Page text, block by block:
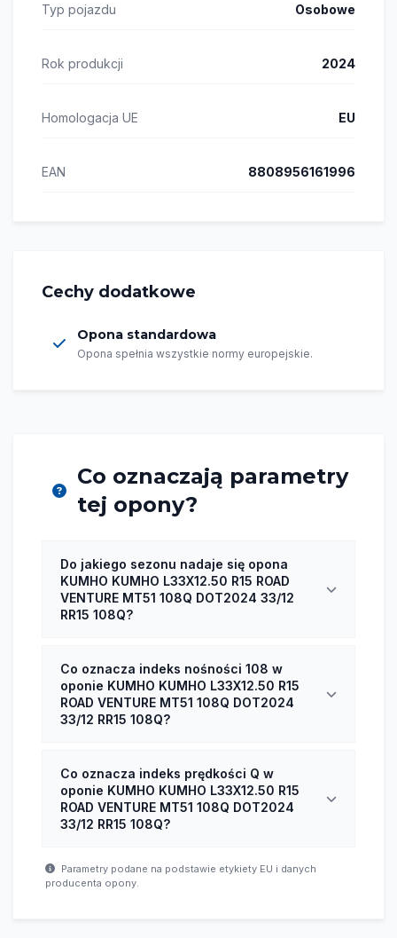
Typ pojazdu Osobowe
Rok produkcji 2024
Homologacja UE EU
EAN 8808956161996
Cechy dodatkowe
Opona standardowa
Opona spełnia wszystkie normy europejskie.
Co oznaczają parametry
tej opony?
Do jakiego sezonu nadaje się opona
KUMHO KUMHO L33X12.50 R15 ROAD
VENTURE MT51 108Q DOT2024 33/12
RR15 108Q?
Co oznacza indeks nośności 108 w
oponie KUMHO KUMHO L33X12.50 R15
ROAD VENTURE MT51 108Q DOT2024
33/12 RR15 108Q?
Co oznacza indeks prędkości Q w
oponie KUMHO KUMHO L33X12.50 R15
ROAD VENTURE MT51 108Q DOT2024
33/12 RR15 108Q?
Parametry podane na podstawie etykiety EU i danych
producenta opony.